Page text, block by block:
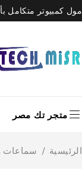
مول كمبيوتر متكامل
متجر تك مصر
الرئيسية / سماعات